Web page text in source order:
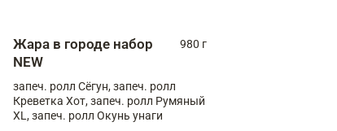
Жара в городе набор
NEW
980 г
запеч. ролл Сёгун, запеч. ролл
Креветка Хот, запеч. ролл Румяный
XL, запеч. ролл Окунь унаги